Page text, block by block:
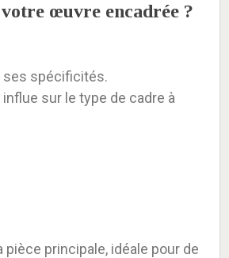
œuvre encadrée ?
ses spécificités.
influe sur le type de cadre à
pièce principale, idéale pour de